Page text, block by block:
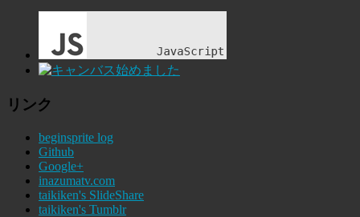
リンク
beginsprite log
Github
Google+
inazumatv.com
taikiken's SlideShare
taikiken's Tumblr